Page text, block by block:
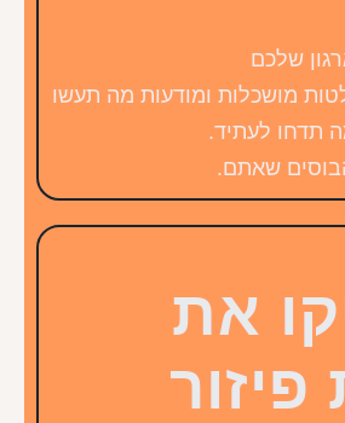
שלכם
מושכלות ומודעות מה תעשו
תדחו לעתיד.
שאתם.
את
פיזור